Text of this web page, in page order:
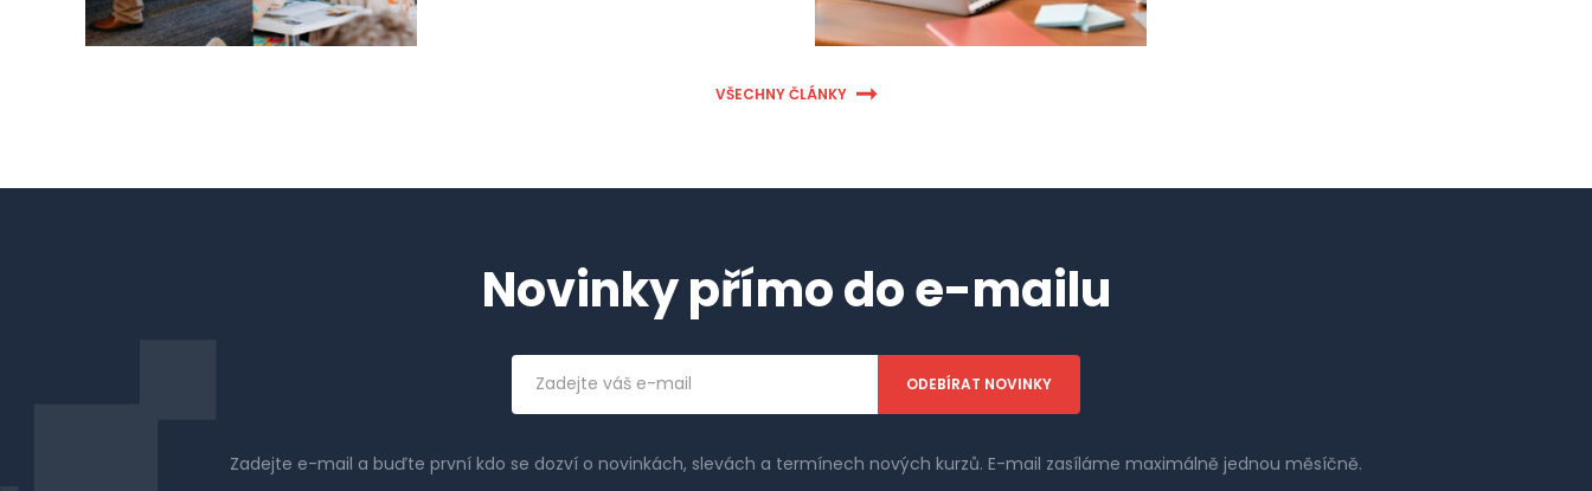
VŠECHNY ČLÁNKY
Novinky přímo do e-mailu
Emailová
adresa
Zadejte e-mail a buďte první kdo se dozví o novinkách, slevách a termínech nových kurzů. E-mail zasíláme maximálně jednou měsíčně.